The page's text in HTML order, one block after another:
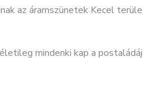
az áramszünetek Kecel
mindenki kap a